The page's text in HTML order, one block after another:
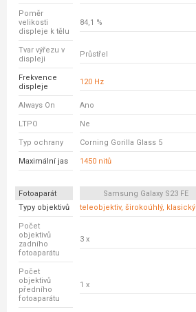
Poměr
velikosti
displeje k tělu
84,1 %
Tvar výřezu v
displeji
Průstřel
Frekvence
displeje
120 Hz
Always On Ano
LTPO Ne
Typ ochrany Corning Gorilla Glass 5
Maximální jas 1450 nitů
Fotoaparát Samsung Galaxy S23 FE
Typy objektivů
teleobjektiv, širokoúhlý, klasický
Počet
objektivů
zadního
fotoaparátu
3 x
Počet
objektivů
předního
fotoaparátu
1 x